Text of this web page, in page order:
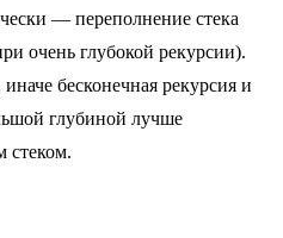
— переполнение стека
очень глубокой рекурсии).
бесконечная рекурсия и
глубиной лучше
стеком.